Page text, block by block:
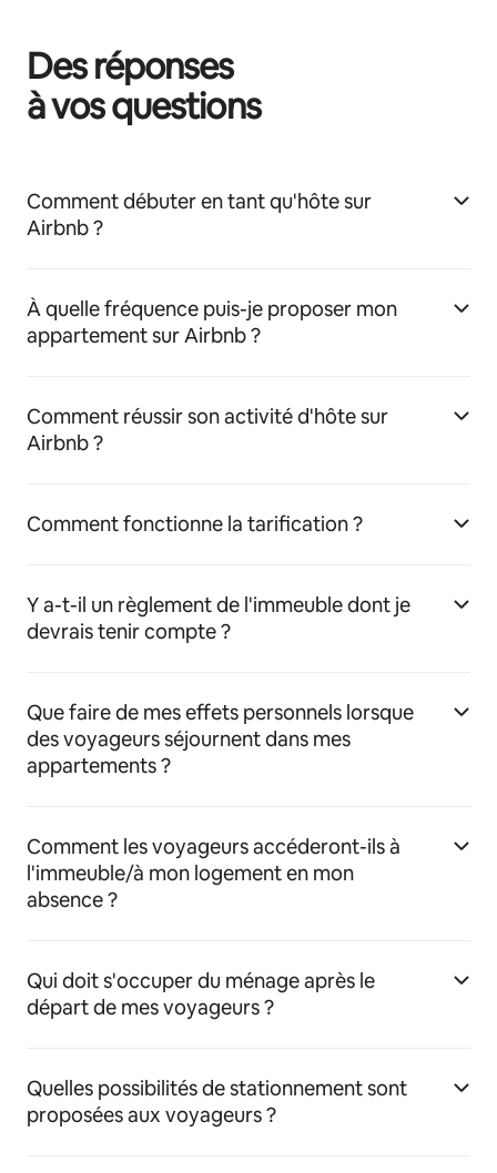
Des réponses
à vos questions
Comment débuter en tant qu'hôte sur
Airbnb ?
À quelle fréquence puis-je proposer mon
appartement sur Airbnb ?
Comment réussir son activité d'hôte sur
Airbnb ?
Comment fonctionne la tarification ?
Y a-t-il un règlement de l'immeuble dont je
devrais tenir compte ?
Que faire de mes effets personnels lorsque
des voyageurs séjournent dans mes
appartements ?
Comment les voyageurs accéderont-ils à
l'immeuble/à mon logement en mon
absence ?
Qui doit s'occuper du ménage après le
départ de mes voyageurs ?
Quelles possibilités de stationnement sont
proposées aux voyageurs ?